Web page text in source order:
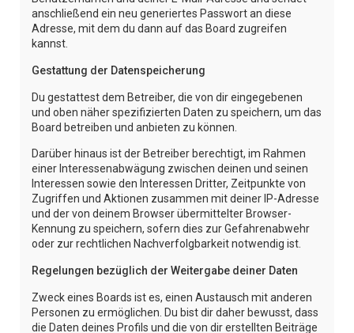
anschließend ein neu generiertes Passwort an diese
Adresse, mit dem du dann auf das Board zugreifen
kannst.
Gestattung der Datenspeicherung
Du gestattest dem Betreiber, die von dir eingegebenen
und oben näher spezifizierten Daten zu speichern, um das
Board betreiben und anbieten zu können.
Darüber hinaus ist der Betreiber berechtigt, im Rahmen
einer Interessenabwägung zwischen deinen und seinen
Interessen sowie den Interessen Dritter, Zeitpunkte von
Zugriffen und Aktionen zusammen mit deiner IP-Adresse
und der von deinem Browser übermittelter Browser-
Kennung zu speichern, sofern dies zur Gefahrenabwehr
oder zur rechtlichen Nachverfolgbarkeit notwendig ist.
Regelungen bezüglich der Weitergabe deiner Daten
Zweck eines Boards ist es, einen Austausch mit anderen
Personen zu ermöglichen. Du bist dir daher bewusst, dass
die Daten deines Profils und die von dir erstellten Beiträge